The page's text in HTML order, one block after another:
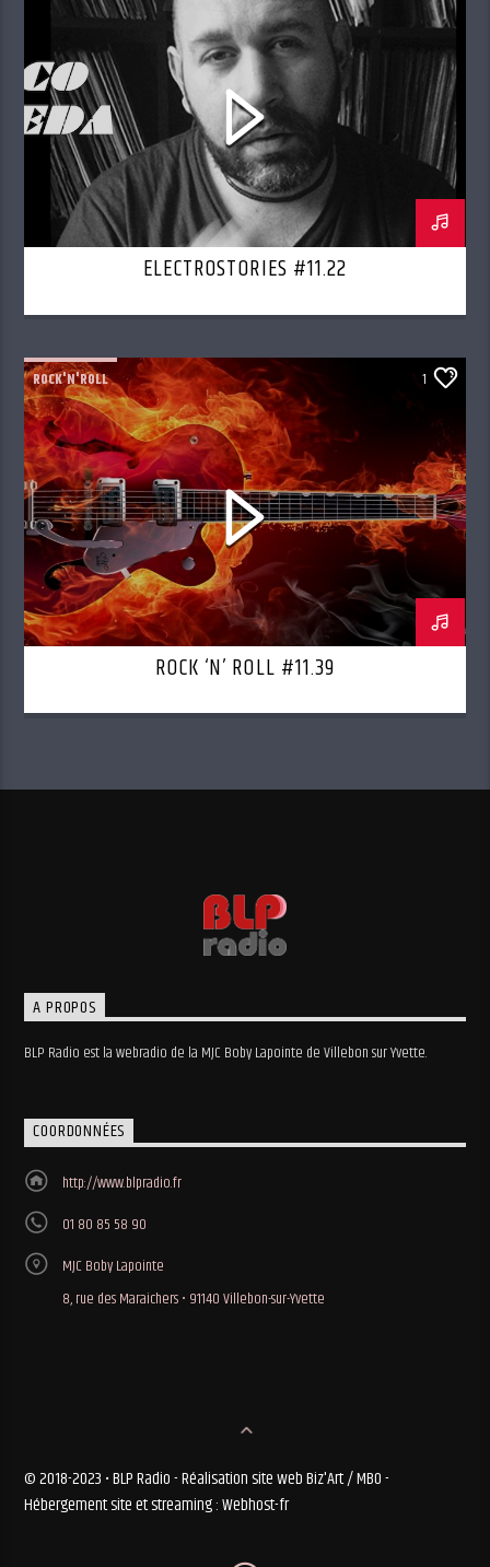
ELECTROSTORIES #11.22
ROCK'N'ROLL 1
ROCK ‘N’ ROLL #11.39
A PROPOS
BLP Radio est la webradio de la MJC Boby Lapointe de Villebon sur Yvette.
COORDONNÉES
http://www.blpradio.fr
01 80 85 58 90
MJC Boby Lapointe
8, rue des Maraichers • 91140 Villebon-sur-Yvette
© 2018-2023 • BLP Radio - Réalisation site web Biz'Art / MBO -
Hébergement site et streaming : Webhost-fr